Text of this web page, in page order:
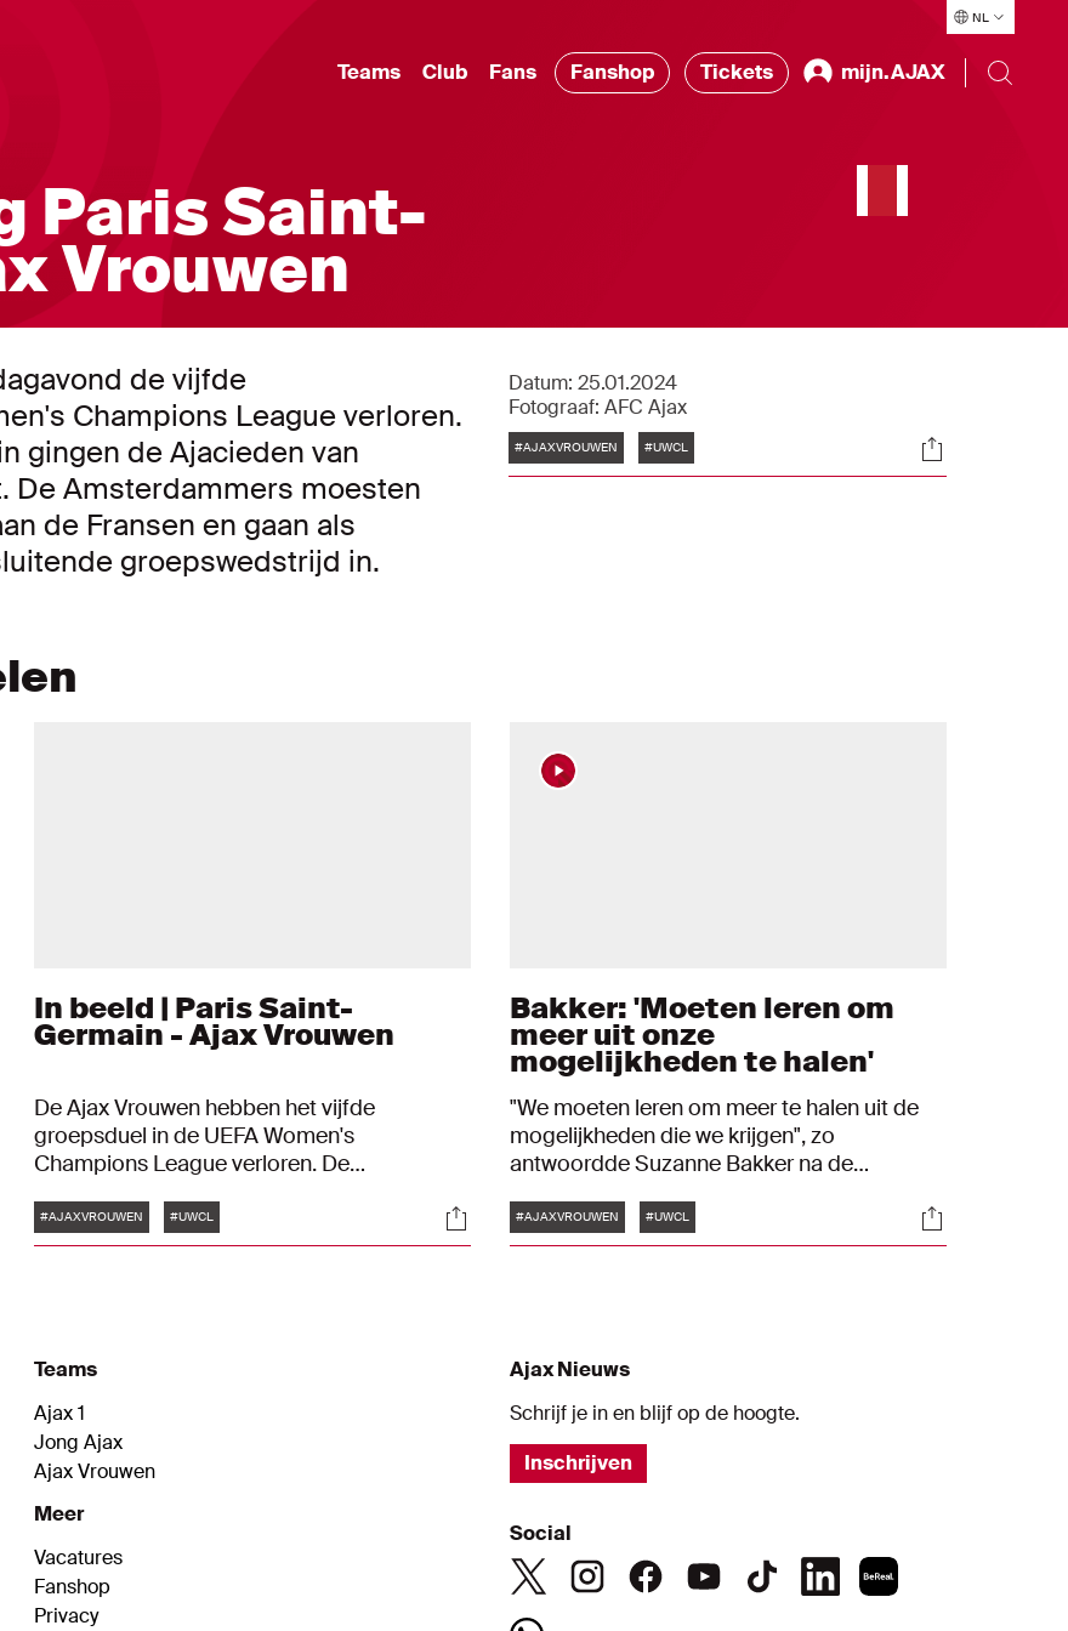
NL
Teams Club Fans Fanshop Tickets mijn.AJAX
Paris Saint-
Vrouwen
de vijfde
Champions League verloren.
gingen de Ajacieden van
De Amsterdammers moesten
de Fransen en gaan als
groepswedstrijd in.
Datum: 25.01.2024
Fotograaf: AFC Ajax
Tags
#AJAXVROUWEN #UWCL Socials
In beeld | Paris Saint-
Germain - Ajax Vrouwen
De Ajax Vrouwen hebben het vijfde
groepsduel in de UEFA Women's
Champions League verloren. De
onderuit. Bekijk hier de belangrijkste foto's
van het Europese duel.
Tags
#AJAXVROUWEN #UWCL Socials
Bakker: 'Moeten leren om
meer uit onze
mogelijkheden te halen'
"We moeten leren om meer te halen uit de
mogelijkheden die we krijgen", zo
antwoordde Suzanne Bakker na de
Ajax Vrouwen verloren op Franse bodem
met 3-1. Ook Lily Yohannes, die een sterke
Tags
#AJAXVROUWEN #UWCL Socials
Teams
Ajax 1
Jong Ajax
Ajax Vrouwen
Meer
Vacatures
Fanshop
Privacy
Ajax Nieuws
Schrijf je in en blijf op de hoogte.
Inschrijven
Social